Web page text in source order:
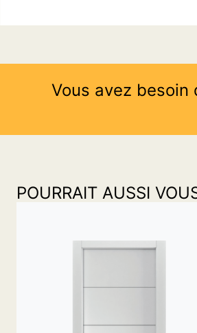
Vous avez besoin
POURRAIT AUSSI